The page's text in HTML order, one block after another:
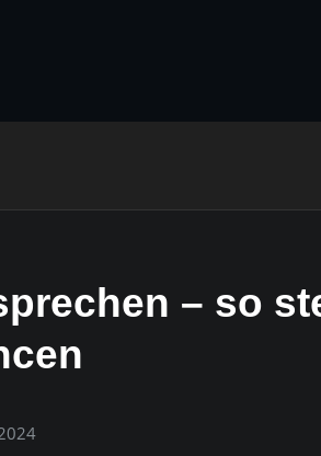
– so